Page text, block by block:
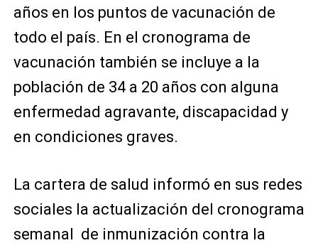
años en los puntos de vacunación de
todo el país. En el cronograma de
vacunación también se incluye a la
población de 34 a 20 años con alguna
enfermedad agravante, discapacidad y
en condiciones graves.
La cartera de salud informó en sus redes
sociales la actualización del cronograma
semanal de inmunización contra la